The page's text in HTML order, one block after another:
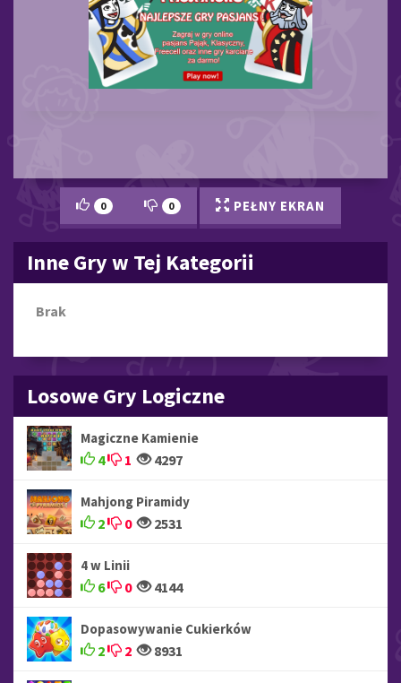
0 0 PEŁNY EKRAN
Inne Gry w Tej Kategorii
Brak
Losowe Gry Logiczne
Magiczne Kamienie
4 1 4297
Mahjong Piramidy
2 0 2531
4 w Linii
6 0 4144
Dopasowywanie Cukierków
2 2 8931